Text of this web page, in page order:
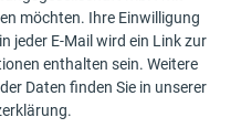
möchten. Ihre Einwilligung
jeder E-Mail wird ein Link zur
Daten finden Sie in unserer
.